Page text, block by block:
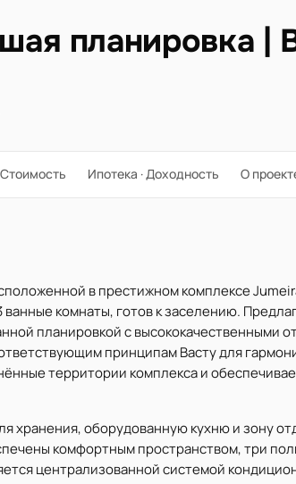
планировка |
Стоимость Ипотека · Доходность О
в престижном комплексе
ванные комнаты, готов к заселению.
планировкой с высококачественными
принципам Васту для
территории комплекса и
хранения, оборудованную кухню и зону
комфортным пространством, три
централизованной системой